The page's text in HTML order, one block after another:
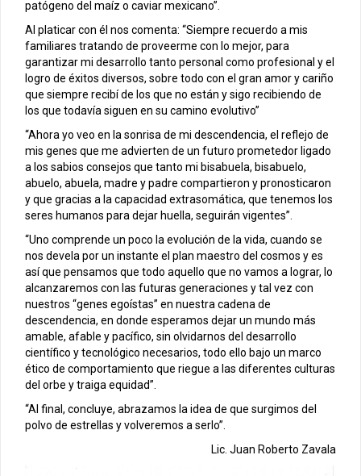
patógeno del maíz o caviar mexicano”.
Al platicar con él nos comenta: “Siempre recuerdo a mis
familiares tratando de proveerme con lo mejor, para
garantizar mi desarrollo tanto personal como profesional y el
logro de éxitos diversos, sobre todo con el gran amor y cariño
que siempre recibí de los que no están y sigo recibiendo de
los que todavía siguen en su camino evolutivo”
“Ahora yo veo en la sonrisa de mi descendencia, el reflejo de
mis genes que me advierten de un futuro prometedor ligado
a los sabios consejos que tanto mi bisabuela, bisabuelo,
abuelo, abuela, madre y padre compartieron y pronosticaron
y que gracias a la capacidad extrasomática, que tenemos los
seres humanos para dejar huella, seguirán vigentes”.
“Uno comprende un poco la evolución de la vida, cuando se
nos devela por un instante el plan maestro del cosmos y es
así que pensamos que todo aquello que no vamos a lograr, lo
alcanzaremos con las futuras generaciones y tal vez con
nuestros “genes egoístas” en nuestra cadena de
descendencia, en donde esperamos dejar un mundo más
amable, afable y pacífico, sin olvidarnos del desarrollo
científico y tecnológico necesarios, todo ello bajo un marco
ético de comportamiento que riegue a las diferentes culturas
del orbe y traiga equidad”.
“Al final, concluye, abrazamos la idea de que surgimos del
polvo de estrellas y volveremos a serlo”.
Lic. Juan Roberto Zavala